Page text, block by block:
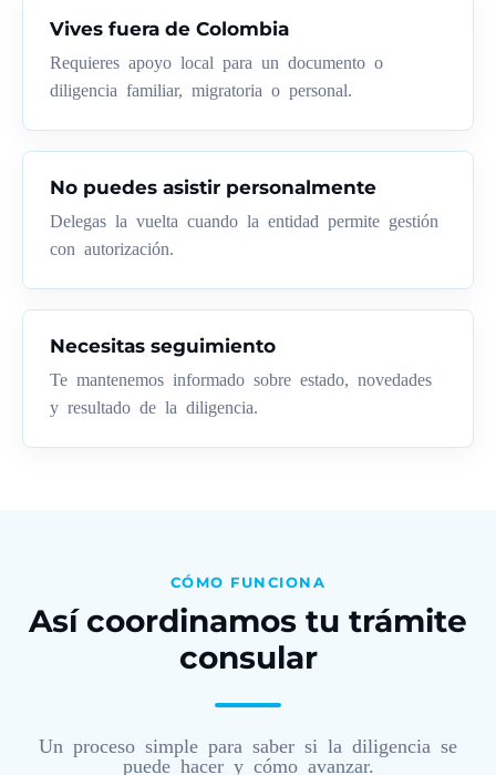
Vives fuera de Colombia
Requieres apoyo local para un documento o
diligencia familiar, migratoria o personal.
No puedes asistir personalmente
Delegas la vuelta cuando la entidad permite gestión
con autorización.
Necesitas seguimiento
Te mantenemos informado sobre estado, novedades
y resultado de la diligencia.
CÓMO FUNCIONA
Así coordinamos tu trámite
consular
Un proceso simple para saber si la diligencia se
puede hacer y cómo avanzar.